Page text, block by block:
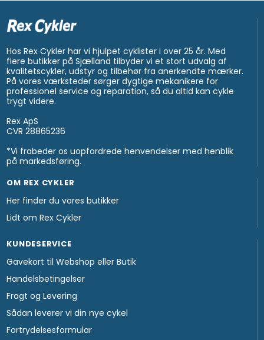
Hos Rex Cykler har vi hjulpet cyklister i over 25 år. Med
flere butikker på Sjælland tilbyder vi et stort udvalg af
kvalitetscykler, udstyr og tilbehør fra anerkendte mærker.
På vores værksteder sørger dygtige mekanikere for
professionel service og reparation, så du altid kan cykle
trygt videre.
Rex ApS
CVR 28865236
*Vi frabeder os uopfordrede henvendelser med henblik
på markedsføring.
OM REX CYKLER
Her finder du vores butikker
Lidt om Rex Cykler
KUNDESERVICE
Gavekort til Webshop eller Butik
Handelsbetingelser
Fragt og Levering
Sådan leverer vi din nye cykel
Fortrydelsesformular